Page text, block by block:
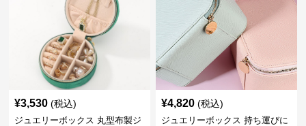
¥3,530 (税込)
ジュエリーボックス 丸型布製ジ
¥4,820 (税込)
ジュエリーボックス 持ち運びに